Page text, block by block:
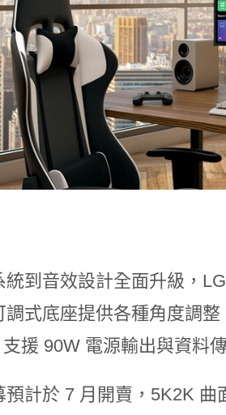
統到音效設計全面升級，
調式底座提供各種角度調
援 90W 電源輸出與資料
預計於 7 月開賣，5K2K